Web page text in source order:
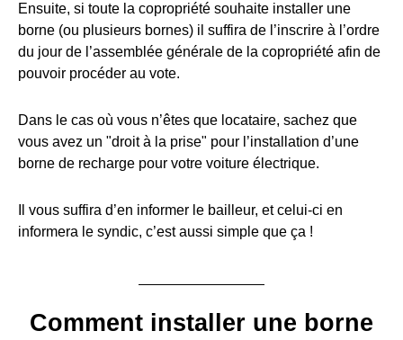
Ensuite, si toute la copropriété souhaite installer une
borne (ou plusieurs bornes) il suffira de l’inscrire à l’ordre
du jour de l’assemblée générale de la copropriété afin de
pouvoir procéder au vote.
Dans le cas où vous n’êtes que locataire, sachez que
vous avez un "droit à la prise" pour l’installation d’une
borne de recharge pour votre voiture électrique.
Il vous suffira d’en informer le bailleur, et celui-ci en
informera le syndic, c’est aussi simple que ça !
Comment installer une borne